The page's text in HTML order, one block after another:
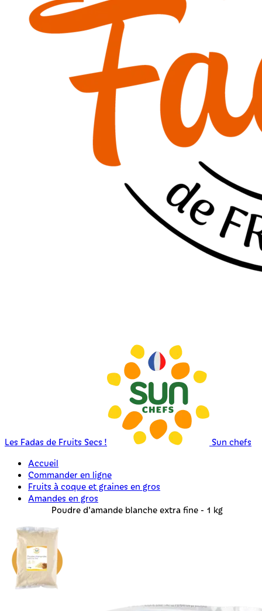
Les Fadas de Fruits Secs !
Sun chefs
Accueil
Commander en ligne
Fruits à coque et graines en gros
Amandes en gros
Poudre d'amande blanche extra fine - 1 kg